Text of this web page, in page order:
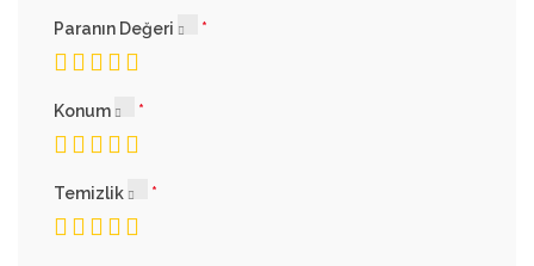
Paranın Değeri
Konum
Temizlik